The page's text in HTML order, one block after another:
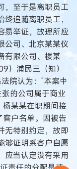
，至于是离职员工
追随离职员工，
易举证，故理所应
公司、北京某某仪
有限公司、楼某
）浦民三（知）
院认为：“本案中
的公司属于商业
某某在职期间接
户名单。因被告
无特别约定，故即
够证明系客户自愿
应当认定没有采用